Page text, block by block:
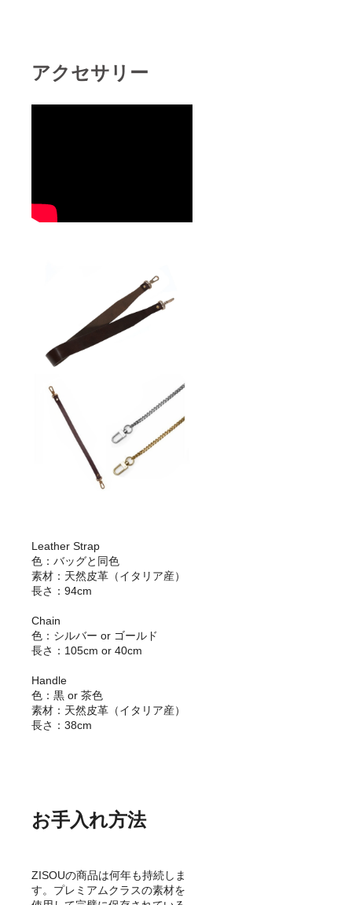
アクセサリー
Leather Strap
色：バッグと同色
素材：天然皮革（イタリア産）
長さ：94cm
Chain
色：シルバー or ゴールド
長さ：105cm or 40cm
Handle
色：黒 or 茶色
素材：天然皮革（イタリア産）
長さ：38cm
お手入れ方法
ZISOUの商品は何年も持続しま
す。プレミアムクラスの素材を